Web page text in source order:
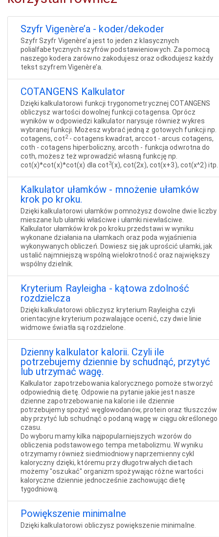
Szyfr Vigenère’a - koder/dekoder
Szyfr Szyfr Vigenère’a jest to jeden z klasycznych
polialfabetycznych szyfrów podstawieniowych. Za pomocą
naszego kodera zarówno zakodujesz oraz odkodujesz każdy
tekst szyfrem Vigenère’a.
COTANGENS Kalkulator
Dzięki kalkulatorowi funkcji trygonometrycznej COTANGENS
obliczysz wartości dowolnej funkcji cotagensa. Oprócz
wyników w odpowiedzi kalkulator narysuje również wykres
wybranej funkcji. Możesz wybrać jedną z gotowych funkcji np.
cotagens, cot2- cotagens kwadrat, arccot - arcus cotagens,
coth - cotagens hiperboliczny, arcoth - funkcja odwrotna do
coth, możesz też wprowadzić własną funkcję np.
cot(x)*cot(x)*cot(x) dla cot3(x), cot(2x), cot(x+3), cot(x^2) itp.
Kalkulator ułamków - mnożenie ułamków
krok po kroku.
Dzięki kalkulatorowi ułamków pomnożysz dowolne dwie liczby
mieszane lub ułamki właściwe i ułamki niewłaściwe.
Kalkulator ułamków krok po kroku przedstawi w wyniku
wykonane działania na ułamkach oraz poda wyjaśnienia
wykonywanych obliczeń. Dowiesz się jak uprościć ułamki, jak
ustalić najmniejszą wspólną wielokrotność oraz największy
wspólny dzielnik.
Kryterium Rayleigha - kątowa zdolność
rozdzielcza
Dzięki kalkulatorowi obliczysz kryterium Rayleigha czyli
orientacyjne kryterium pozwalające ocenić, czy dwie linie
widmowe światła są rozdzielone.
Dzienny kalkulator kalorii. Czyli ile
potrzebujemy dziennie by schudnąć, przytyć
lub utrzymać wagę.
Kalkulator zapotrzebowania kalorycznego pomoże stworzyć
odpowiednią dietę. Odpowie na pytanie jakie jest nasze
dzienne zapotrzebowanie na kalorie i ile dziennie
potrzebujemy spożyć węglowodanów, protein oraz tłuszczów
aby przytyć lub schudnąć o podaną wagę w ciągu określonego
czasu.
Do wyboru mamy kilka najpopularniejszych wzorów do
obliczenia podstawowego tempa metabolizmu. W wyniku
otrzymamy również siedmiodniowy naprzemienny cykl
kaloryczny dzięki, któremu przy długotrwałych dietach
możemy "oszukać" organizm spożywając różne wartości
kaloryczne dziennie jednocześnie zachowując dietę
tygodniową.
Powiększenie minimalne
Dzięki kalkulatorowi obliczysz powiększenie minimalne.